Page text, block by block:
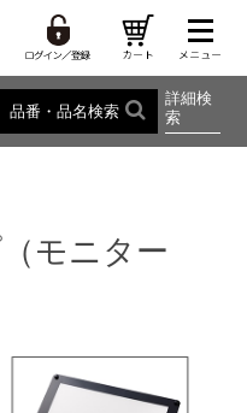
品番・品名検索
詳細検
索
モニター